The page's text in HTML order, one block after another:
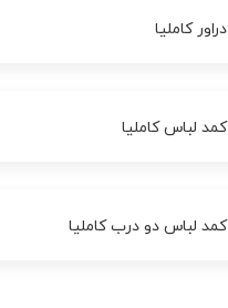
دراور کاملیا
کمد لباس کاملیا
کمد لباس دو درب کاملیا